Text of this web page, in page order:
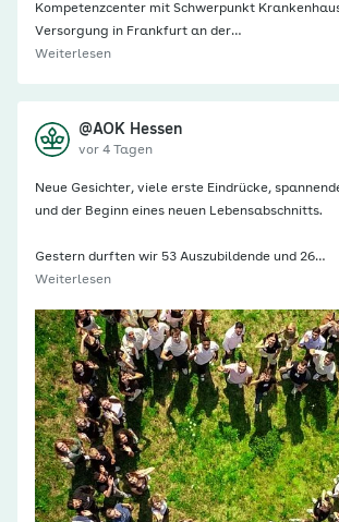
Kompetenzcenter mit Schwerpunkt
Versorgung in Frankfurt an der…
Weiterlesen
@AOK Hessen
vor 4 Tagen
Neue Gesichter, viele erste Eindrücke,
und der Beginn eines neuen Lebensabschnitts.
Gestern durften wir 53 Auszubildende und 26…
Weiterlesen